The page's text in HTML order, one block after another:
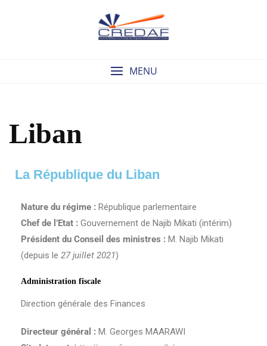
MENU
Liban
La République du Liban
Nature du régime : République parlementaire
Chef de l’Etat : Gouvernement de Najib Mikati (intérim)
Président du Conseil des ministres : M. Najib Mikati
(depuis le 27 juillet 2021)
Administration fiscale
Direction générale des Finances
Directeur général : M. Georges MAARAWI